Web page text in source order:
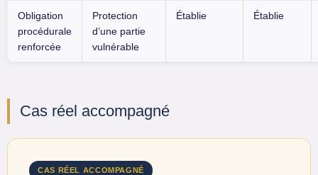
Obligation
procédurale
renforcée
Protection
d’une partie
vulnérable
Établie Établie
Cas réel accompagné
CAS RÉEL ACCOMPAGNÉ